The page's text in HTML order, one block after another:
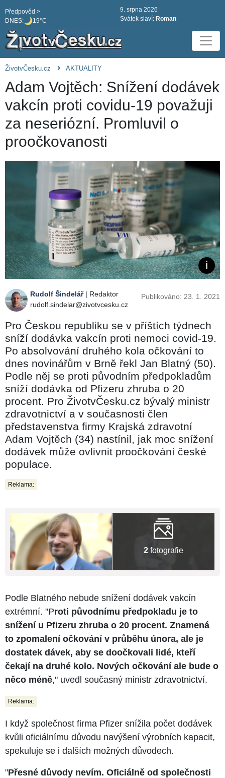
DNES: 19°C
Předpověd >
9. srpna 2026
Svátek slaví: Roman
ŽivotvČesku.cz AKTUALITY
Adam Vojtěch: Snížení dodávek
vakcín proti covidu-19 považuji
za neseriózní. Promluvil o
proočkovanosti
Rudolf Šindelář| Redaktor
rudolf.sindelar@zivotvcesku.cz
Publikováno: 23. 1. 2021
Pro Českou republiku se v příštích týdnech
sníží dodávka vakcín proti nemoci covid-19.
Po absolvování druhého kola očkování to
dnes novinářům v Brně řekl Jan Blatný (50).
Podle něj se proti původním předpokladům
sníží dodávka od Pfizeru zhruba o 20
procent. Pro ŽivotvČesku.cz bývalý ministr
zdravotnictví a v současnosti člen
představenstva firmy Krajská zdravotní
Adam Vojtěch (34) nastínil, jak moc snížení
dodávek může ovlivnit proočkování české
populace.
Reklama:
2 fotografie
Podle Blatného nebude snížení dodávek vakcín
extrémní. "Proti původnímu předpokladu je to
snížení u Pfizeru zhruba o 20 procent. Znamená
to zpomalení očkování v průběhu února, ale je
dostatek dávek, aby se doočkovali lidé, kteří
čekají na druhé kolo. Nových očkování ale bude o
něco méně," uvedl současný ministr zdravotnictví.
Reklama:
I když společnost firma Pfizer snížila počet dodávek
kvůli oficiálnímu důvodu navýšení výrobních kapacit,
spekuluje se i dalších možných důvodech.
"Přesné důvody nevím. Oficiálně od společnosti